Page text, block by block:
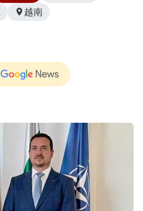
越南